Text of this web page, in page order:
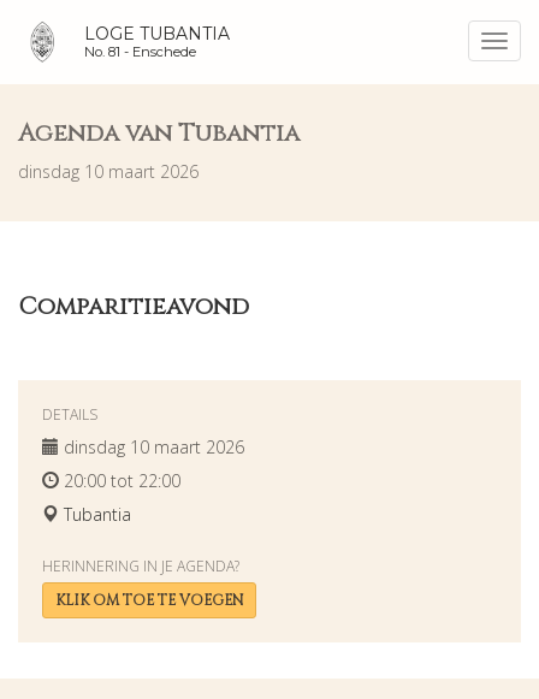
LOGE TUBANTIA
No. 81 - Enschede
Agenda van Tubantia
dinsdag 10 maart 2026
Comparitieavond
DETAILS
dinsdag 10 maart 2026
20:00 tot 22:00
Tubantia
HERINNERING IN JE AGENDA?
KLIK OM TOE TE VOEGEN